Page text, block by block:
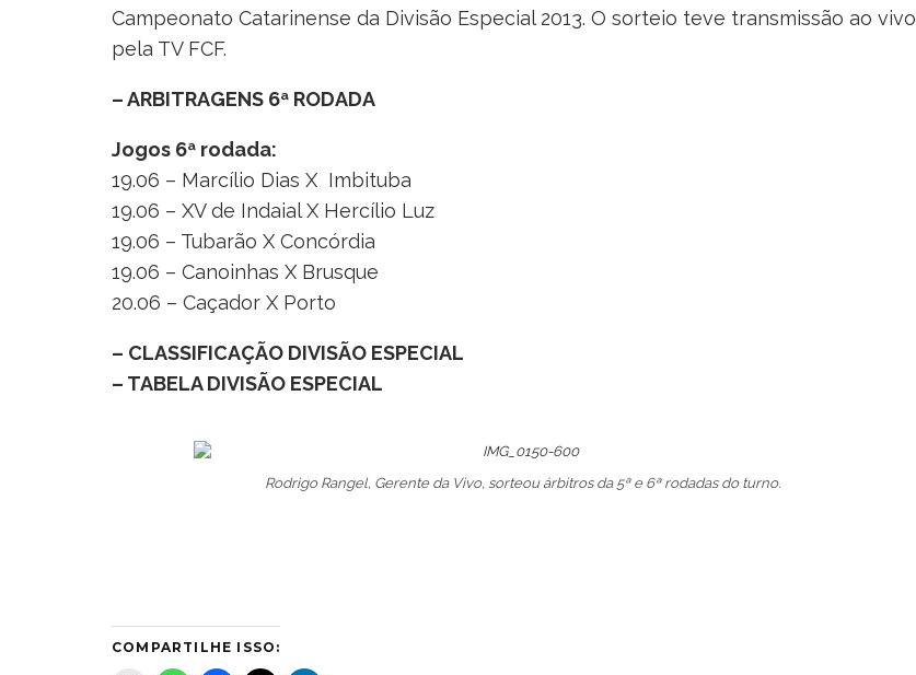
Campeonato Catarinense da Divisão Especial 2013. O sorteio teve transmissão ao vivo
pela TV FCF.
– ARBITRAGENS 6ª RODADA
Jogos 6ª rodada:
19.06 – Marcílio Dias X Imbituba
19.06 – XV de Indaial X Hercílio Luz
19.06 – Tubarão X Concórdia
19.06 – Canoinhas X Brusque
20.06 – Caçador X Porto
– CLASSIFICAÇÃO DIVISÃO ESPECIAL
– TABELA DIVISÃO ESPECIAL
Rodrigo Rangel, Gerente da Vivo, sorteou árbitros da 5ª e 6ª rodadas do turno.
COMPARTILHE ISSO: